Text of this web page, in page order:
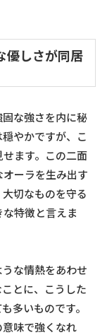
優しさが同居
な強さを内に秘
やかですが、こ
ます。この二面
ーラを生み出す
切なものを守る
特徴と言えま
な情熱をあわせ
とに、こうした
多いものです。
味で強くなれ